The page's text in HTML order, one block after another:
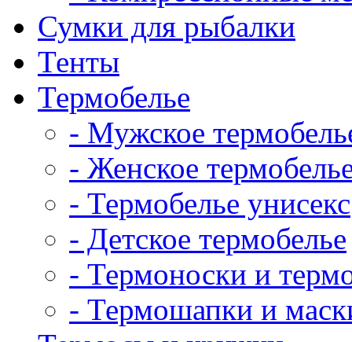
Сумки для рыбалки
Тенты
Термобелье
- Мужское
- Женское
- Термобелье унисекс
- Детское термобелье
- Термоноски и
- Термошапки и